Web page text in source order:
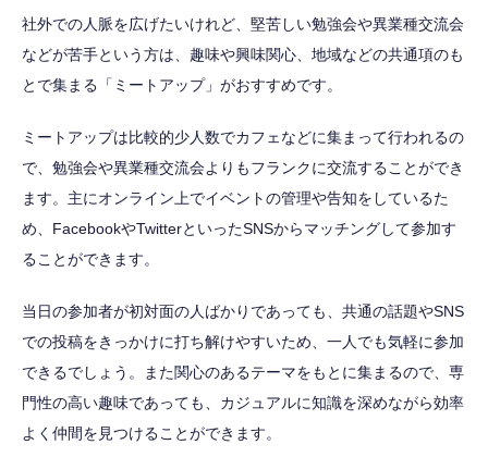
社外での人脈を広げたいけれど、堅苦しい勉強会や異業種交流会
などが苦手という方は、趣味や興味関心、地域などの共通項のも
とで集まる「ミートアップ」がおすすめです。
ミートアップは比較的少人数でカフェなどに集まって行われるの
で、勉強会や異業種交流会よりもフランクに交流することができ
ます。主にオンライン上でイベントの管理や告知をしているた
め、FacebookやTwitterといったSNSからマッチングして参加す
ることができます。
当日の参加者が初対面の人ばかりであっても、共通の話題やSNS
での投稿をきっかけに打ち解けやすいため、一人でも気軽に参加
できるでしょう。また関心のあるテーマをもとに集まるので、専
門性の高い趣味であっても、カジュアルに知識を深めながら効率
よく仲間を見つけることができます。